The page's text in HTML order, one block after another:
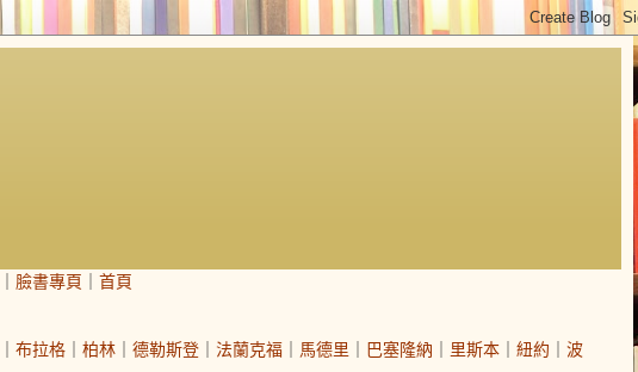
｜ 臉書專頁 ｜ 首頁
｜ 布拉格 ｜ 柏林 ｜ 德勒斯登 ｜ 法蘭克福 ｜ 馬德里 ｜ 巴塞隆納 ｜ 里斯本 ｜ 紐約 ｜ 波